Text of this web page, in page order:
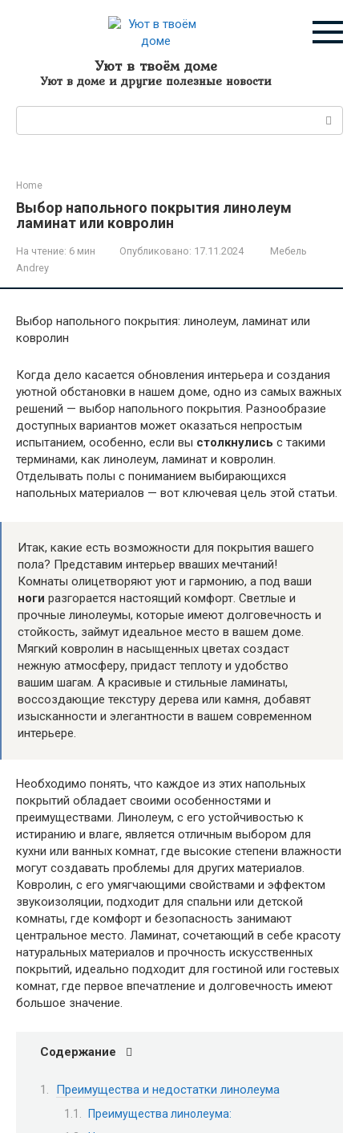
Уют в твоём доме
Уют в доме и другие полезные новости
Home
Выбор напольного покрытия линолеум
ламинат или ковролин
На чтение: 6 мин Опубликовано: 17.11.2024
Мебель
Andrey
Выбор напольного покрытия: линолеум, ламинат или
ковролин
Когда дело касается обновления интерьера и создания
уютной обстановки в нашем доме, одно из самых важных
решений — выбор напольного покрытия. Разнообразие
доступных вариантов может оказаться непростым
испытанием, особенно, если вы столкнулись с такими
терминами, как линолеум, ламинат и ковролин.
Отделывать полы с пониманием выбирающихся
напольных материалов — вот ключевая цель этой статьи.
Итак, какие есть возможности для покрытия вашего
пола? Представим интерьер вваших мечтаний!
Комнаты олицетворяют уют и гармонию, а под ваши
ноги разгорается настоящий комфорт. Светлые и
прочные линолеумы, которые имеют долговечность и
стойкость, займут идеальное место в вашем доме.
Мягкий ковролин в насыщенных цветах создаст
нежную атмосферу, придаст теплоту и удобство
вашим шагам. А красивые и стильные ламинаты,
воссоздающие текстуру дерева или камня, добавят
изысканности и элегантности в вашем современном
интерьере.
Необходимо понять, что каждое из этих напольных
покрытий обладает своими особенностями и
преимуществами. Линолеум, с его устойчивостью к
истиранию и влаге, является отличным выбором для
кухни или ванных комнат, где высокие степени влажности
могут создавать проблемы для других материалов.
Ковролин, с его умягчающими свойствами и эффектом
звукоизоляции, подходит для спальни или детской
комнаты, где комфорт и безопасность занимают
центральное место. Ламинат, сочетающий в себе красоту
натуральных материалов и прочность искусственных
покрытий, идеально подходит для гостиной или гостевых
комнат, где первое впечатление и долговечность имеют
большое значение.
Содержание
Преимущества и недостатки линолеума
Преимущества линолеума: